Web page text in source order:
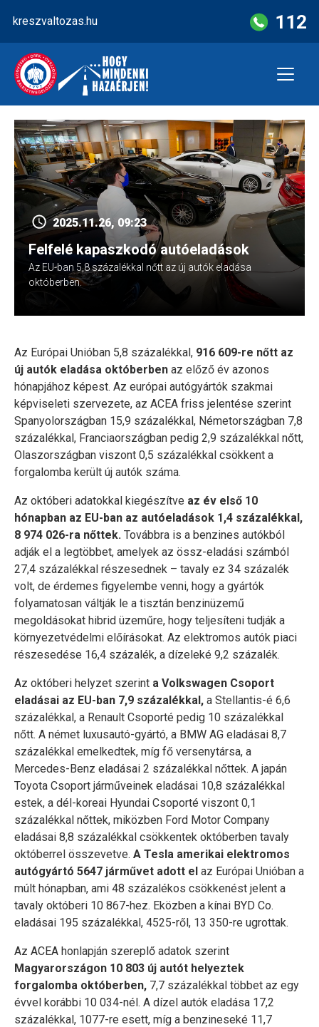
content
kreszvaltozas.hu 112
2025.11.26, 09:23
Felfelé kapaszkodó autóeladások
Az EU-ban 5,8 százalékkal nőtt az új autók eladása
októberben.
Az Európai Unióban 5,8 százalékkal, 916 609-re nőtt az
új autók eladása októberben az előző év azonos
hónapjához képest. Az európai autógyártók szakmai
képviseleti szervezete, az ACEA friss jelentése szerint
Spanyolországban 15,9 százalékkal, Németországban 7,8
százalékkal, Franciaországban pedig 2,9 százalékkal nőtt,
Olaszországban viszont 0,5 százalékkal csökkent a
forgalomba került új autók száma.
Az októberi adatokkal kiegészítve az év első 10
hónapban az EU-ban az autóeladások 1,4 százalékkal,
8 974 026-ra nőttek. Továbbra is a benzines autókból
adják el a legtöbbet, amelyek az össz-eladási számból
27,4 százalékkal részesednek – tavaly ez 34 százalék
volt, de érdemes figyelembe venni, hogy a gyártók
folyamatosan váltják le a tisztán benzinüzemű
megoldásokat hibrid üzeműre, hogy teljesíteni tudják a
környezetvédelmi előírásokat. Az elektromos autók piaci
részesedése 16,4 százalék, a dízeleké 9,2 százalék.
Az októberi helyzet szerint a Volkswagen Csoport
eladásai az EU-ban 7,9 százalékkal, a Stellantis-é 6,6
százalékkal, a Renault Csoporté pedig 10 százalékkal
nőtt. A német luxusautó-gyártó, a BMW AG eladásai 8,7
százalékkal emelkedtek, míg fő versenytársa, a
Mercedes-Benz eladásai 2 százalékkal nőttek. A japán
Toyota Csoport járműveinek eladásai 10,8 százalékkal
estek, a dél-koreai Hyundai Csoporté viszont 0,1
százalékkal nőttek, miközben Ford Motor Company
eladásai 8,8 százalékkal csökkentek októberben tavaly
októberrel összevetve. A Tesla amerikai elektromos
autógyártó 5647 járművet adott el az Európai Unióban a
múlt hónapban, ami 48 százalékos csökkenést jelent a
tavaly októberi 10 867-hez. Eközben a kínai BYD Co.
eladásai 195 százalékkal, 4525-ről, 13 350-re ugrottak.
Az ACEA honlapján szereplő adatok szerint
Magyarországon 10 803 új autót helyeztek
forgalomba októberben, 7,7 százalékkal többet az egy
évvel korábbi 10 034-nél. A dízel autók eladása 17,2
százalékkal, 1077-re esett, míg a benzineseké 11,7